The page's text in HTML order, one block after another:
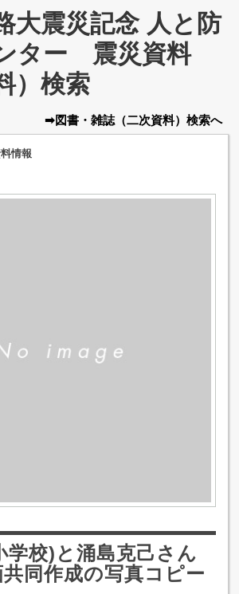
大震災記念 人と防
ター 震災資料
）検索
➡図書・雑誌（二次資料） 検索へ
情報
学校)と涌島克己さん
同作成の写真コピー